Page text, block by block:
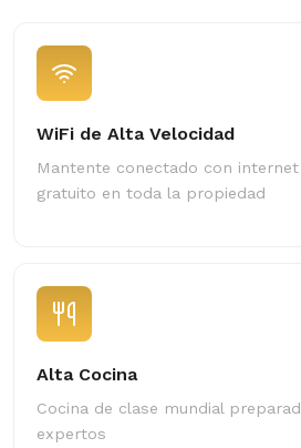
WiFi de Alta Velocidad
Mantente conectado con
gratuito en toda la propiedad
Alta Cocina
Cocina de clase mundial
expertos